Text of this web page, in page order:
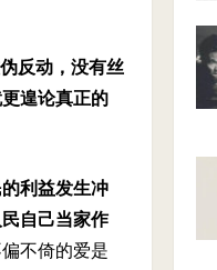
反动，没有丝
遑论真正的
利益发生冲
自己当家作
不倚的爱是